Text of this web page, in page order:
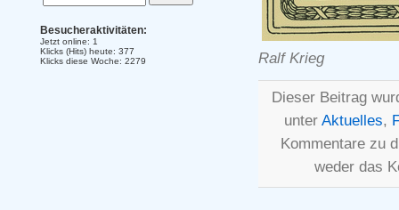
Ralf Krieg
Dieser Beitrag
unter Aktuelles,
Kommentare zu
weder das
Besucheraktivitäten:
Jetzt online: 1
Klicks (Hits) heute: 377
Klicks diese Woche: 2279